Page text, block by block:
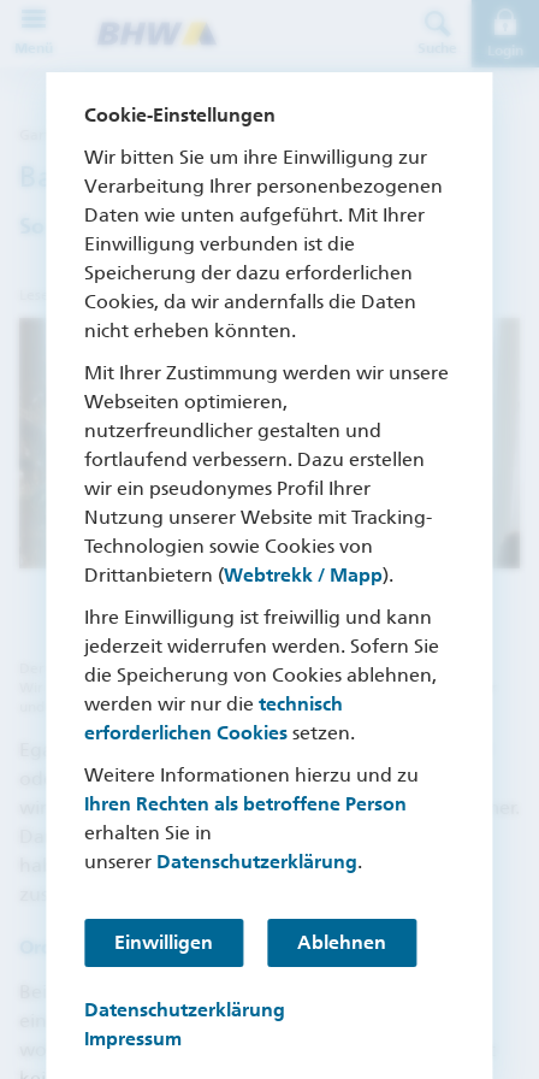
Direkt zur Hauptnavigation (Enter drücken)
Direkt zur Suche (Enter drücken)
Cookie-Einstellungen
Wir bitten Sie um ihre Einwilligung zur
Verarbeitung Ihrer personenbezogenen
Daten wie unten aufgeführt. Mit Ihrer
Einwilligung verbunden ist die
Speicherung der dazu erforderlichen
Cookies, da wir andernfalls die Daten
nicht erheben könnten.
Mit Ihrer Zustimmung werden wir unsere
Webseiten optimieren,
nutzerfreundlicher gestalten und
fortlaufend verbessern. Dazu erstellen
wir ein pseudonymes Profil Ihrer
Nutzung unserer Website mit Tracking-
Technologien sowie Cookies von
Drittanbietern (Webtrekk / Mapp).
Ihre Einwilligung ist freiwillig und kann
jederzeit widerrufen werden. Sofern Sie
die Speicherung von Cookies ablehnen,
werden wir nur dietechnisch
erforderlichen Cookies setzen.
Weitere Informationen hierzu und zu
Ihren Rechten als betroffene Person
erhalten Sie in
unserer Datenschutzerklärung.
Einwilligen Ablehnen
Datenschutzerklärung
Impressum
Balkon gestalten
So wird Ihr Balkon zum zweiten Wohnzimmer
Lesedauer: ca. 3 Minuten
Der Balkon ist für viele im Sommer Rückzugsort und Wohlfühloase.
Wir verraten Ihnen, wie Sie Ihr Outdoor Wohnzimmer noch gemütlicher
und wohnlicher gestalten können – ganz egal wie groß Ihr Balkon ist.
oder abends mit Freunden beim Grillen – im Sommer
wird der Balkon für viele zum erweiterten Wohnzimmer.
Damit dieser noch wohnlicher und gemütlicher wird,
haben wir für Sie ein paar einfache Tipps
Ordnung muss sein
eine Grundregel Nummer 1, die Sie für einen
wohnlichen Balkon beherzigen sollten: Der Balkon ist